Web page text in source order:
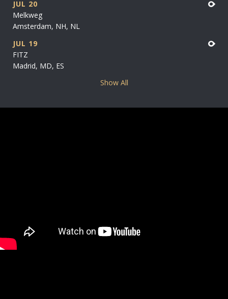
JUL 20
Melkweg
Amsterdam, NH, NL
JUL 19
FITZ
Madrid, MD, ES
Show All